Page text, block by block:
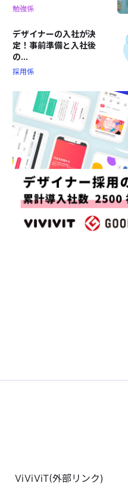
勉強係
デザイナーの入社が決
定！事前準備と入社後
の...
採用係
ViViViT(外部リンク)